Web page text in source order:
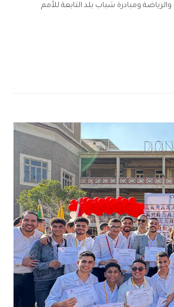
والرياضة ومبادرة شباب بلد التابعة للأمم